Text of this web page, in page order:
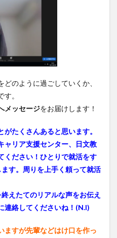
のように過ごしていくか、
。
メッセージをお届けします！
がたくさんあると思います。
ャリア支援センター、日文教
ください！ ひとりで就活をす
す。周りを上手く頼って就活
えたてのリアルな声をお伝え
連絡してくださいね！(N.I)
ますが先輩などはけ口を作っ